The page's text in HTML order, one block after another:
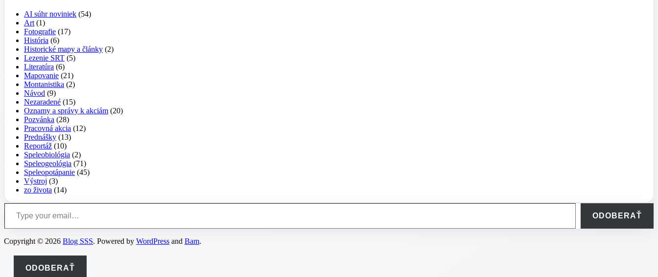
AI súhr noviniek (54)
Art (1)
Fotografie (17)
História (6)
Historické mapy a články (2)
Lezenie SRT (5)
Literatúra (6)
Mapovanie (21)
Montanistika (2)
Návod (9)
Nezaradené (15)
Oznamy a správy k akciám (20)
Pozvánka (28)
Pracovná akcia (12)
Prednášky (13)
Reportáž (10)
Speleobiológia (2)
Speleogeológia (71)
Speleopotápanie (45)
Výstroj (3)
zo života (14)
Type your email…
ODOBERAŤ
Copyright © 2026 Blog SSS. Powered by WordPress and Bam.
ODOBERAŤ